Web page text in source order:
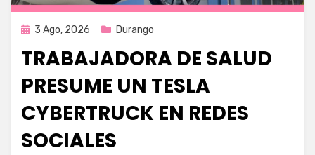
Publicada
3 Ago, 2026 Durango
TRABAJADORA DE SALUD
PRESUME UN TESLA
CYBERTRUCK EN REDES
SOCIALES